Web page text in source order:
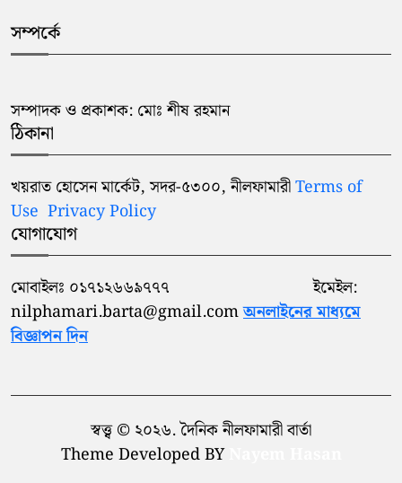
সম্পর্কে
সম্পাদক ও প্রকাশক: মোঃ শীষ রহমান
ঠিকানা
খয়রাত হোসেন মার্কেট, সদর-৫৩০০, নীলফামারীTerms of
Use Privacy Policy
যোগাযোগ
মোবাইলঃ ০১৭১২৬৬৯৭৭৭ ইমেইল:
nilphamari.barta@gmail.comঅনলাইনের মাধ্যমে
বিজ্ঞাপন দিন
স্বত্ত্ব © ২০২৬. দৈনিক নীলফামারী বার্তা
Theme Developed BY